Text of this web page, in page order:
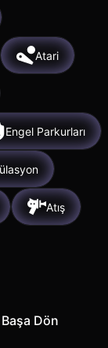
Atari
Engel Parkurları
Atış
Başa Dön